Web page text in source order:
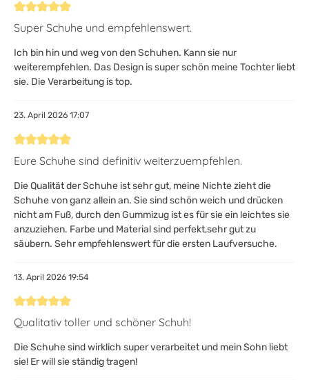
Bewertung mit 5 von 5 Sternen
Super Schuhe und empfehlenswert.
Ich bin hin und weg von den Schuhen. Kann sie nur
weiterempfehlen. Das Design is super schön meine Tochter liebt
sie. Die Verarbeitung is top.
23. April 2026 17:07
Bewertung mit 5 von 5 Sternen
Eure Schuhe sind definitiv weiterzuempfehlen.
Die Qualität der Schuhe ist sehr gut, meine Nichte zieht die
Schuhe von ganz allein an. Sie sind schön weich und drücken
nicht am Fuß, durch den Gummizug ist es für sie ein leichtes sie
anzuziehen. Farbe und Material sind perfekt,sehr gut zu
säubern. Sehr empfehlenswert für die ersten Laufversuche.
13. April 2026 19:54
Bewertung mit 5 von 5 Sternen
Qualitativ toller und schöner Schuh!
Die Schuhe sind wirklich super verarbeitet und mein Sohn liebt
sie! Er will sie ständig tragen!